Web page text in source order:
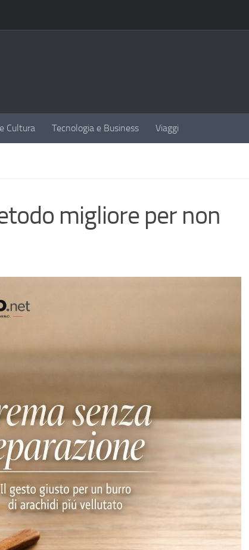
Cultura Tecnologia e Business Viaggi
migliore per non